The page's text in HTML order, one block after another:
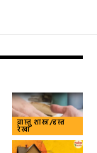
वास्तु शास्त्र/हस्त
रेखा